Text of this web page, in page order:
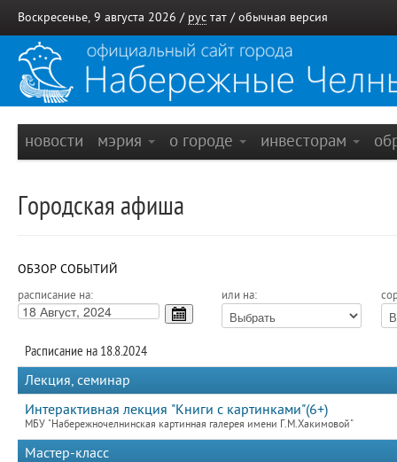
Воскресенье, 9 августа 2026 / рус тат / обычная версия
новости мэрия о городе инвесторам
Городская афиша
ОБЗОР СОБЫТИЙ
расписание на: или на:
Расписание на 18.8.2024
Лекция, семинар
Интерактивная лекция "Книги с картинками"(6+)
МБУ "Набережночелнинская картинная галерея имени Г.М.Хакимовой"
Мастер-класс